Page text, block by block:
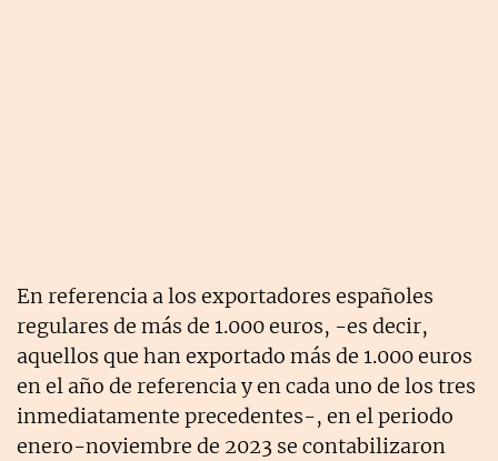
En referencia a los exportadores españoles
regulares de más de 1.000 euros, -es decir,
aquellos que han exportado más de 1.000 euros
en el año de referencia y en cada uno de los tres
inmediatamente precedentes-, en el periodo
enero-noviembre de 2023 se contabilizaron